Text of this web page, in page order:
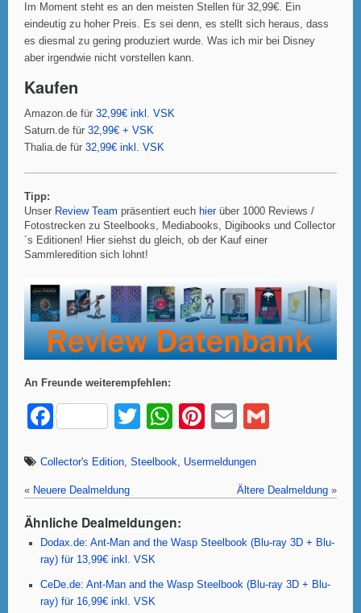
Im Moment steht es an den meisten Stellen für 32,99€. Ein
eindeutig zu hoher Preis. Es sei denn, es stellt sich heraus, dass
es diesmal zu gering produziert wurde. Was ich mir bei Disney
aber irgendwie nicht vorstellen kann.
Kaufen
Amazon.de für 32,99€ inkl. VSK
Saturn.de für 32,99€ + VSK
Thalia.de für 32,99€ inkl. VSK
Tipp:
Unser Review Team präsentiert euch hierüber 1000 Reviews /
Fotostrecken zu Steelbooks, Mediabooks, Digibooks und Collector
´s Editionen! Hier siehst du gleich, ob der Kauf einer
Sammleredition sich lohnt!
An Freunde weiterempfehlen:
F
c
e
b
o
o
k
T
tt
er
W
at
s
A
p
Pi
er
e
E
ail
Collector's Edition, Steelbook, Usermeldungen
« Neuere Dealmeldung Ältere Dealmeldung »
Ähnliche Dealmeldungen:
Dodax.de: Ant-Man and the Wasp Steelbook (Blu-ray 3D + Blu-
ray) für 13,99€ inkl. VSK
CeDe.de: Ant-Man and the Wasp Steelbook (Blu-ray 3D + Blu-
ray) für 16,99€ inkl. VSK